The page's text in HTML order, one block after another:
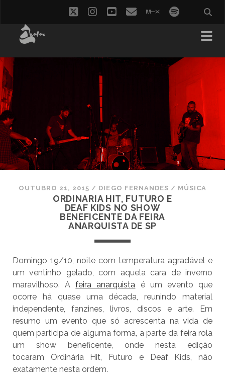
twitterinstagram
youtube
emailmixcloud
spotify
OUTUBRO 21, 2015 / DIEGO FERNANDES / MÚSICA
ORDINARIA HIT, FUTURO E
DEAF KIDS NO SHOW
BENEFICENTE DA FEIRA
ANARQUISTA DE SP
Domingo 19/10, noite com temperatura agradável e
um ventinho gelado, com aquela cara de inverno
maravilhoso. Afeira anarquista é um evento que
ocorre há quase uma década, reunindo material
independente, fanzines, livros, discos e arte. Em
resumo um evento que só acrescenta na vida de
quem participa de alguma forma, a parte da feira rola
um show beneficente, onde nesta edição
tocaram Ordinária Hit, Futuro e Deaf Kids, não
exatamente nesta ordem.